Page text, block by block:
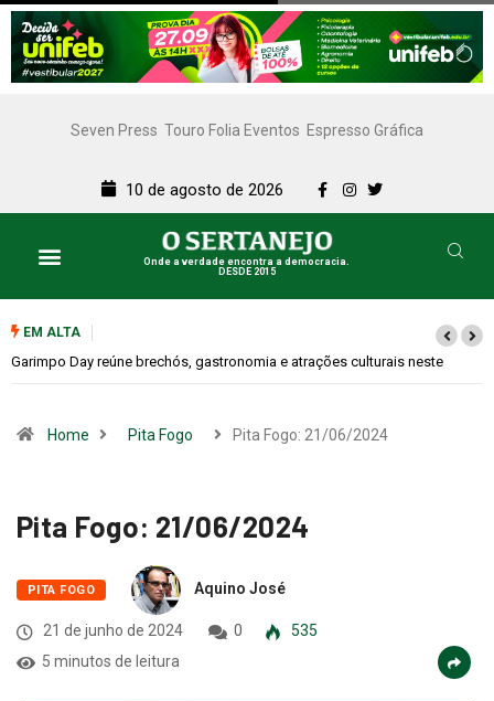
Seven Press Touro Folia Eventos Espresso Gráfica
10 de agosto de 2026
Onde a verdade encontra a democracia.
DESDE 2015
EM ALTA
Bugonia transforma paranoia e conspiração em um suspense imprevisível
Home Pita Fogo Pita Fogo: 21/06/2024
Pita Fogo: 21/06/2024
PITA FOGO Aquino José
21 de junho de 2024 0
535
5 minutos de leitura